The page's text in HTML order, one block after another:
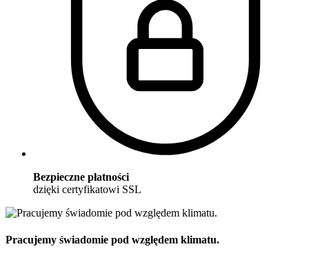
Bezpieczne płatności
dzięki certyfikatowi SSL
Pracujemy świadomie pod względem klimatu.